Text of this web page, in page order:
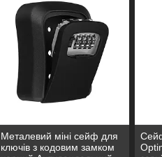
Металевий міні сейф для
ключів з кодовим замком